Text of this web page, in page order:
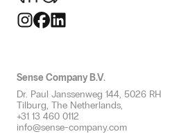
Thematisch
Allergenfreie Düfte
Effizienter Service durch Duft
Großen Raum
Mehreren Räumen
HLK-Anlagen
Duftkonzept & beratung
Sense Company B.V.
Dr. Paul Janssenweg 144, 5026 RH
Tilburg, The Netherlands,
+31 13 460 0112
info@sense-company.com